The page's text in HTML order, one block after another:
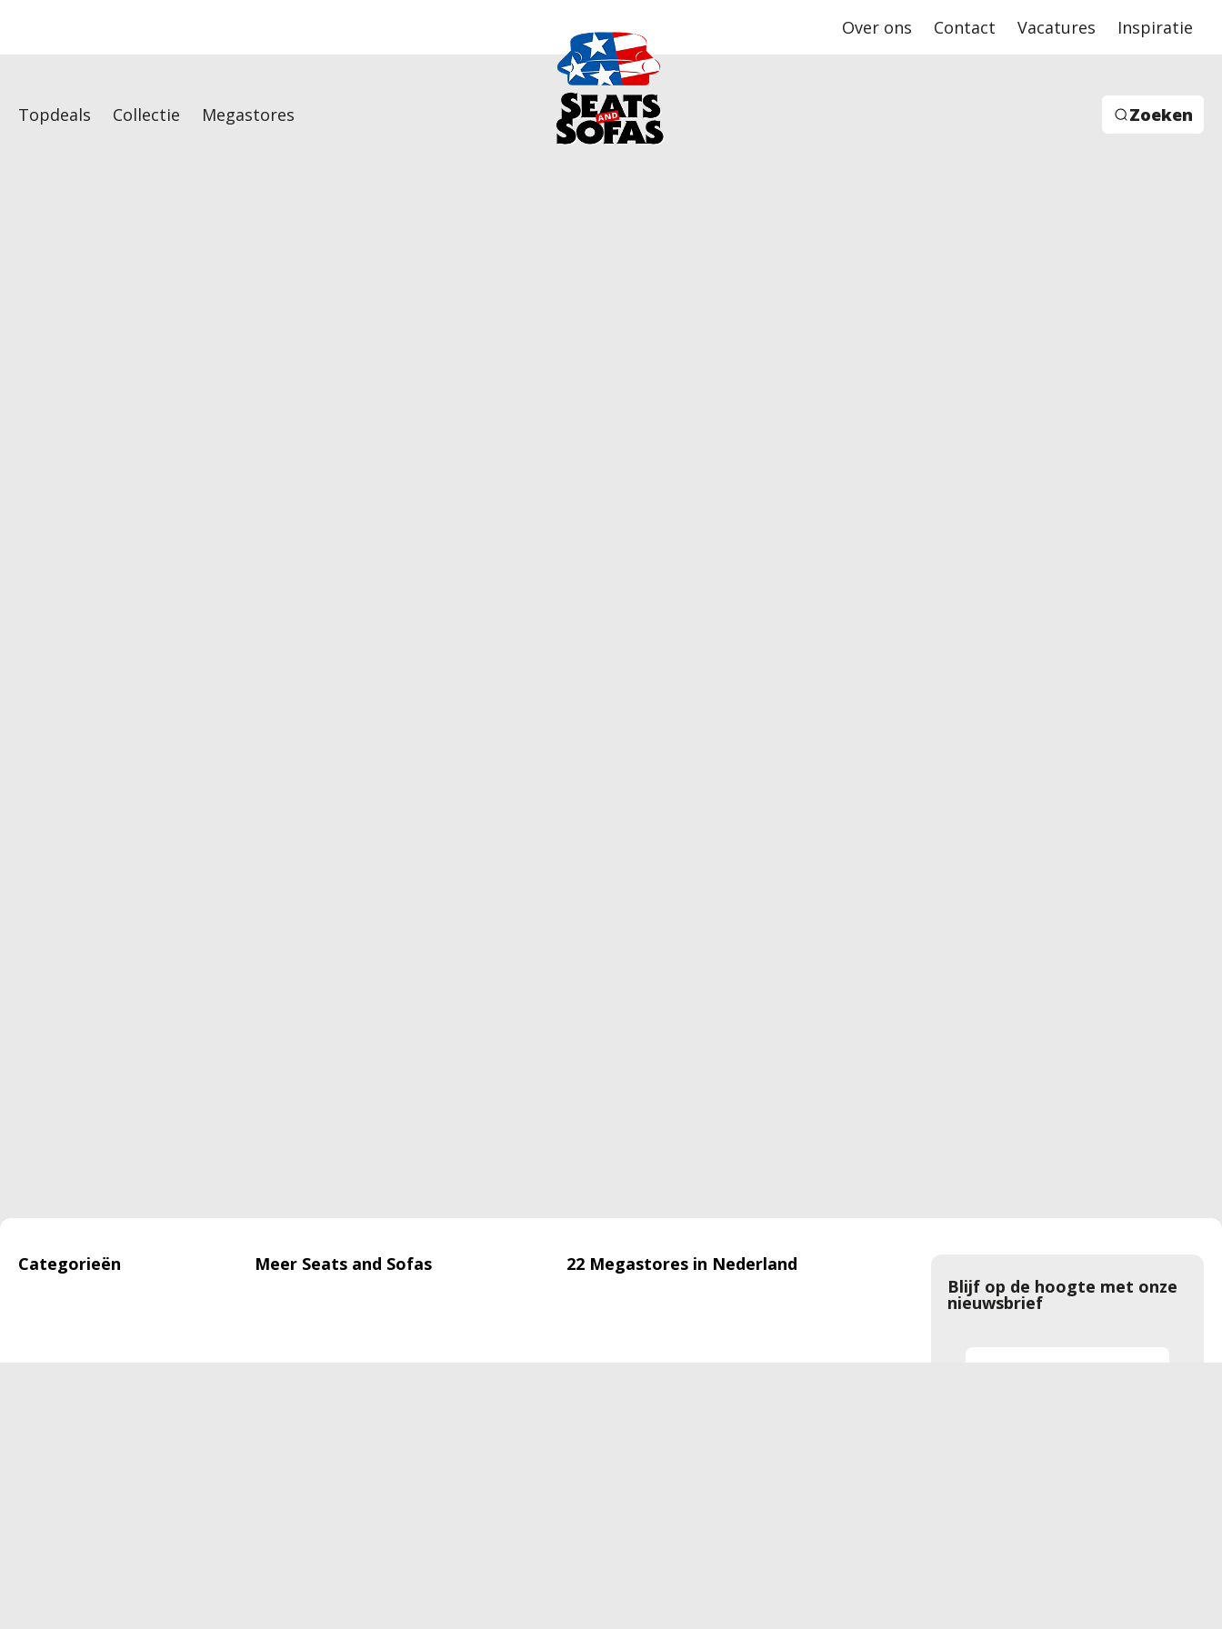
Over ons Contact Vacatures Inspiratie
Topdeals Collectie Megastores Zoeken
Categorieën Meer Seats and Sofas
22 Megastores in Nederland
Blijf op de hoogte met onze
nieuwsbrief